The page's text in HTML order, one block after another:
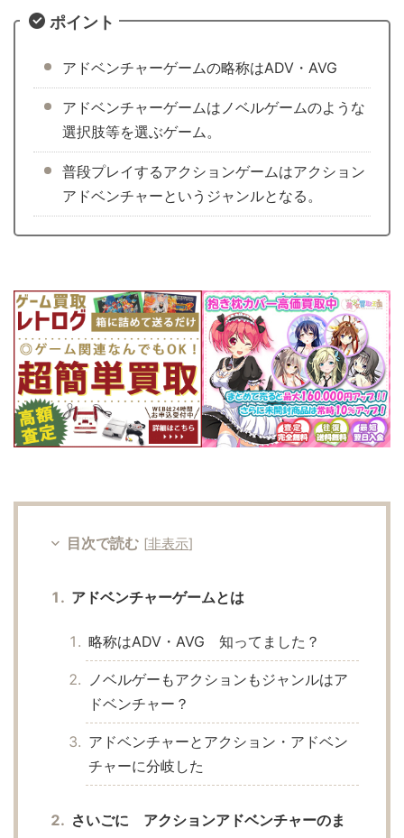
ポイント
アドベンチャーゲームの略称はADV・AVG
アドベンチャーゲームはノベルゲームのような
選択肢等を選ぶゲーム。
普段プレイするアクションゲームはアクション
アドベンチャーというジャンルとなる。
目次で読む [非表示]
アドベンチャーゲームとは
略称はADV・AVG 知ってました？
ノベルゲーもアクションもジャンルはア
ドベンチャー？
アドベンチャーとアクション・アドベン
チャーに分岐した
さいごに アクションアドベンチャーのま